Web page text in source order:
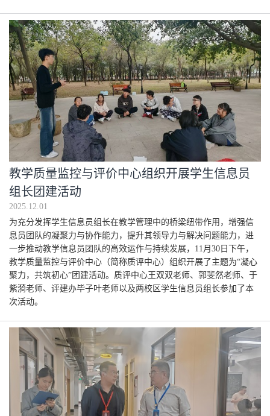
教学质量监控与评价中心组织开展学生信息员
组长团建活动
2025.12.01
为充分发挥学生信息员组长在教学管理中的桥梁纽带作用，增强信
息员团队的凝聚力与协作能力，提升其领导力与解决问题能力，进
一步推动教学信息员团队的高效运作与持续发展，11月30日下午，
教学质量监控与评价中心（简称质评中心）组织开展了主题为“凝心
聚力，共筑初心”团建活动。质评中心王双双老师、郭斐然老师、于
紫漪老师、评建办毕子叶老师以及两校区学生信息员组长参加了本
次活动。